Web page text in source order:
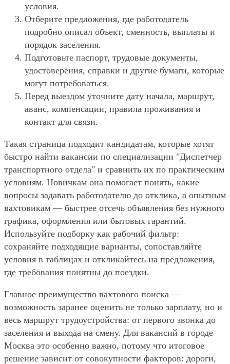
условия.
Отберите предложения, где работодатель
подробно описал объект, сменность, выплаты и
порядок заселения.
Подготовьте паспорт, трудовые документы,
удостоверения, справки и другие бумаги, которые
могут потребоваться.
Перед выездом уточните дату начала, маршрут,
аванс, компенсации, правила проживания и
контакт для связи.
Такая страница подходит кандидатам, которые хотят
быстро найти вакансии по специализации "Диспетчер
транспортного отдела" и сравнить их по практическим
условиям. Новичкам она помогает понять, какие
вопросы задавать работодателю до отклика, а опытным
вахтовикам — быстрее отсечь объявления без нужного
графика, оформления или бытовых гарантий.
Используйте подборку как рабочий фильтр:
сохраняйте подходящие варианты, сопоставляйте
условия в таблицах и откликайтесь на предложения,
где требования понятны до поездки.
Главное преимущество вахтового поиска —
возможность заранее оценить не только зарплату, но и
весь маршрут трудоустройства: от первого звонка до
заселения и выхода на смену. Для вакансий в городе
Москва это особенно важно, потому что итоговое
решение зависит от совокупности факторов: дороги,